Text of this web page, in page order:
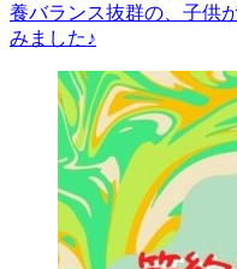
養バランス抜群の、子供
みました♪